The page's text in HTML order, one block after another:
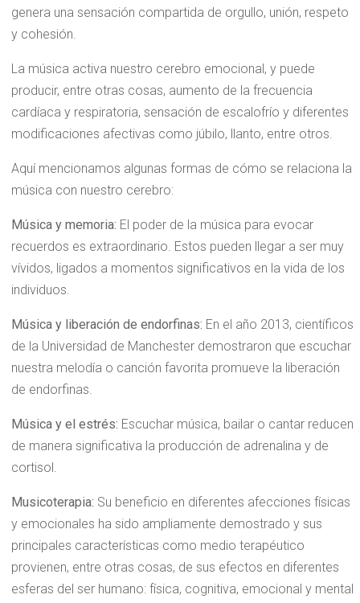
genera una sensación compartida de orgullo, unión, respeto
y cohesión.
La música activa nuestro cerebro emocional, y puede
producir, entre otras cosas, aumento de la frecuencia
cardíaca y respiratoria, sensación de escalofrío y diferentes
modificaciones afectivas como júbilo, llanto, entre otros.
Aquí mencionamos algunas formas de cómo se relaciona la
música con nuestro cerebro:
Música y memoria: El poder de la música para evocar
recuerdos es extraordinario. Estos pueden llegar a ser muy
vívidos, ligados a momentos significativos en la vida de los
individuos.
Música y liberación de endorfinas: En el año 2013, científicos
de la Universidad de Manchester demostraron que escuchar
nuestra melodía o canción favorita promueve la liberación
de endorfinas.
Música y el estrés: Escuchar música, bailar o cantar reducen
de manera significativa la producción de adrenalina y de
cortisol.
Musicoterapia: Su beneficio en diferentes afecciones físicas
y emocionales ha sido ampliamente demostrado y sus
principales características como medio terapéutico
provienen, entre otras cosas, de sus efectos en diferentes
esferas del ser humano: física, cognitiva, emocional y mental